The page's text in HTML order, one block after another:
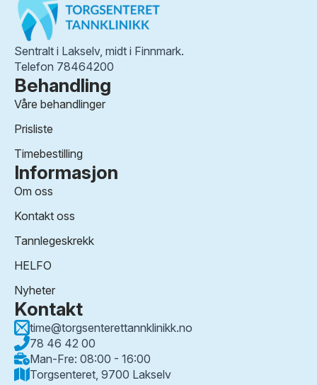
Sentralt i Lakselv, midt i Finnmark.
Telefon 78464200
Behandling
Våre behandlinger
Prisliste
Timebestilling
Informasjon
Om oss
Kontakt oss
Tannlegeskrekk
HELFO
Nyheter
Kontakt
time@torgsenterettannklinikk.no
78 46 42 00
Man-Fre: 08:00 - 16:00
Torgsenteret, 9700 Lakselv